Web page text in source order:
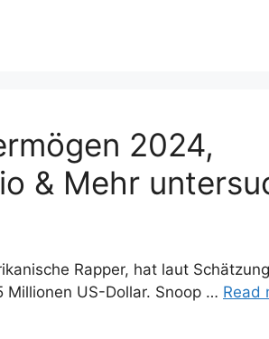
2024,
& Mehr
Rapper, hat laut
US-Dollar. Snoop … Read